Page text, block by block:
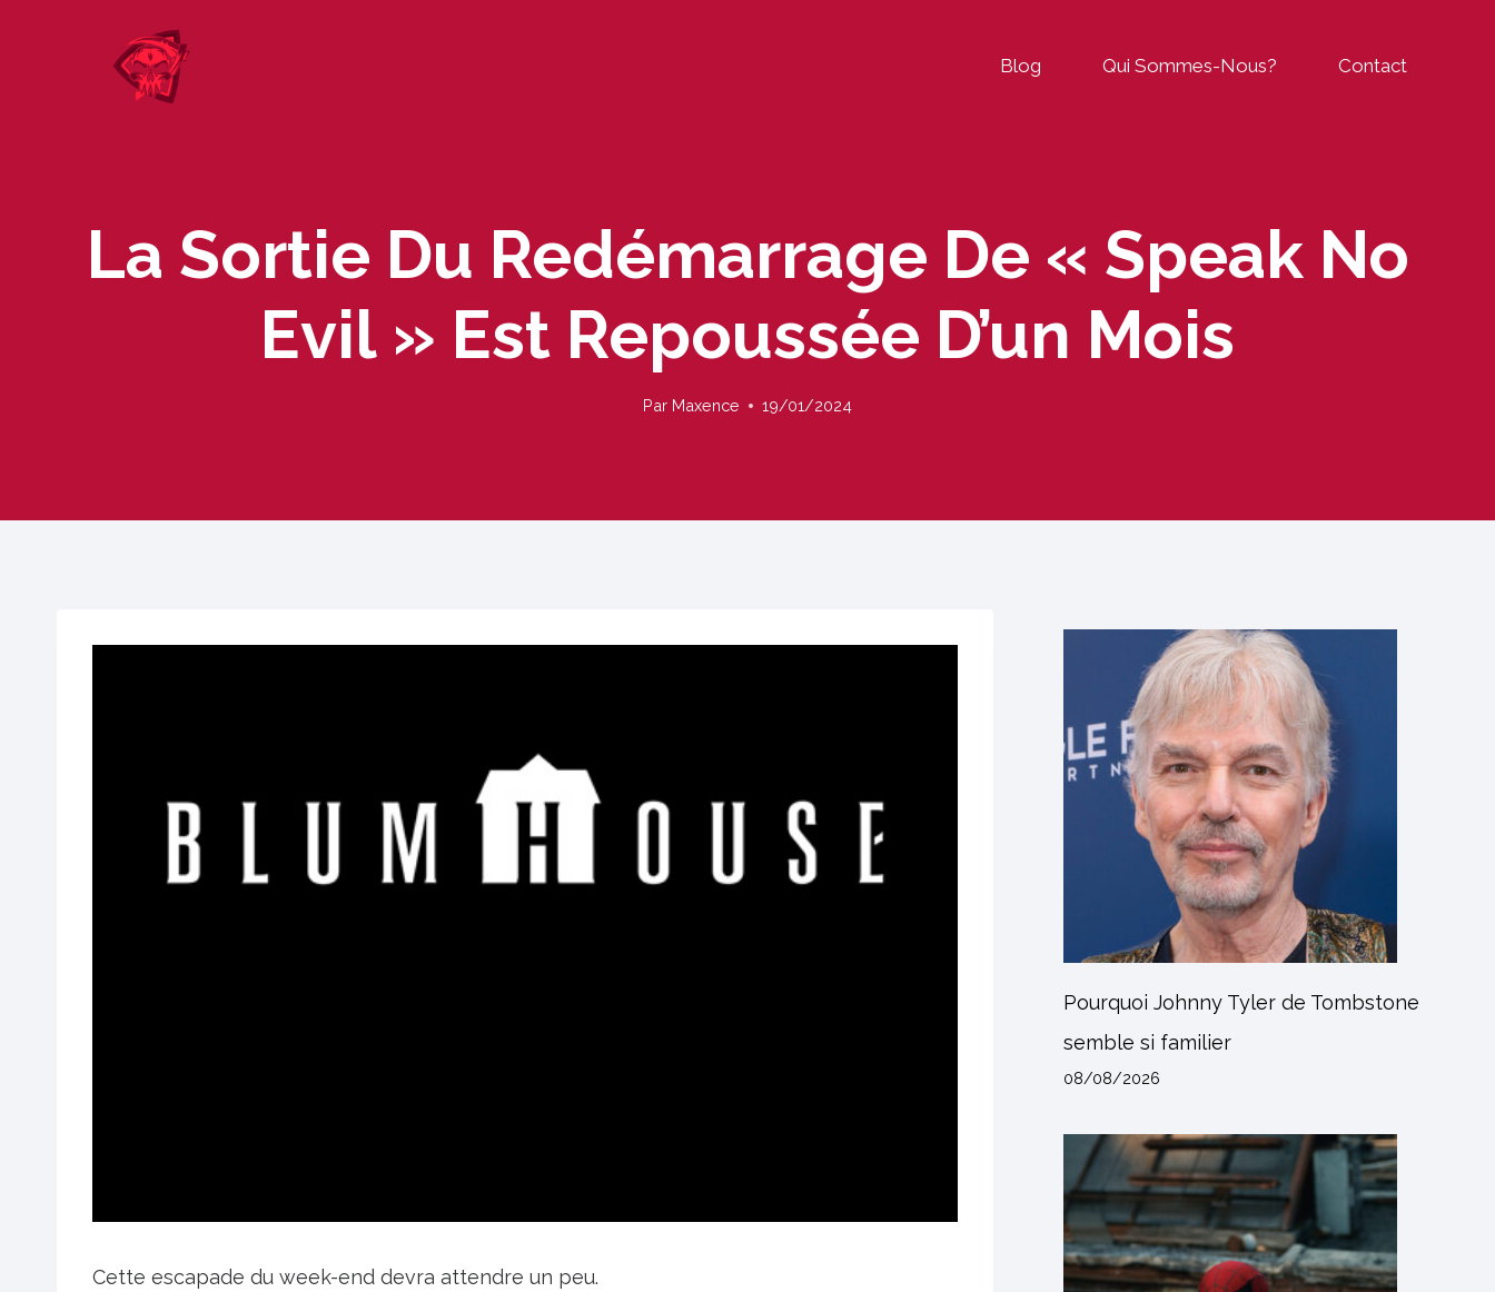
Blog Qui Sommes-Nous? Contact
La Sortie Du Redémarrage De « Speak No
Evil » Est Repoussée D’un Mois
Par Maxence 19/01/2024
Cette escapade du week-end devra attendre un peu.
Pourquoi Johnny Tyler de Tombstone
semble si familier
08/08/2026